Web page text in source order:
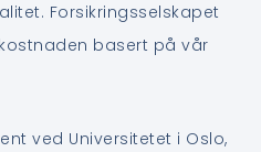
Forsikringsselskapet
basert på vår
ved Universitetet i Oslo,